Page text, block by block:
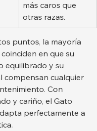
más caros que
otras razas.
puntos, la mayoría
en que su
equilibrado y su
compensan cualquier
Con
y cariño, el Gato
perfectamente a